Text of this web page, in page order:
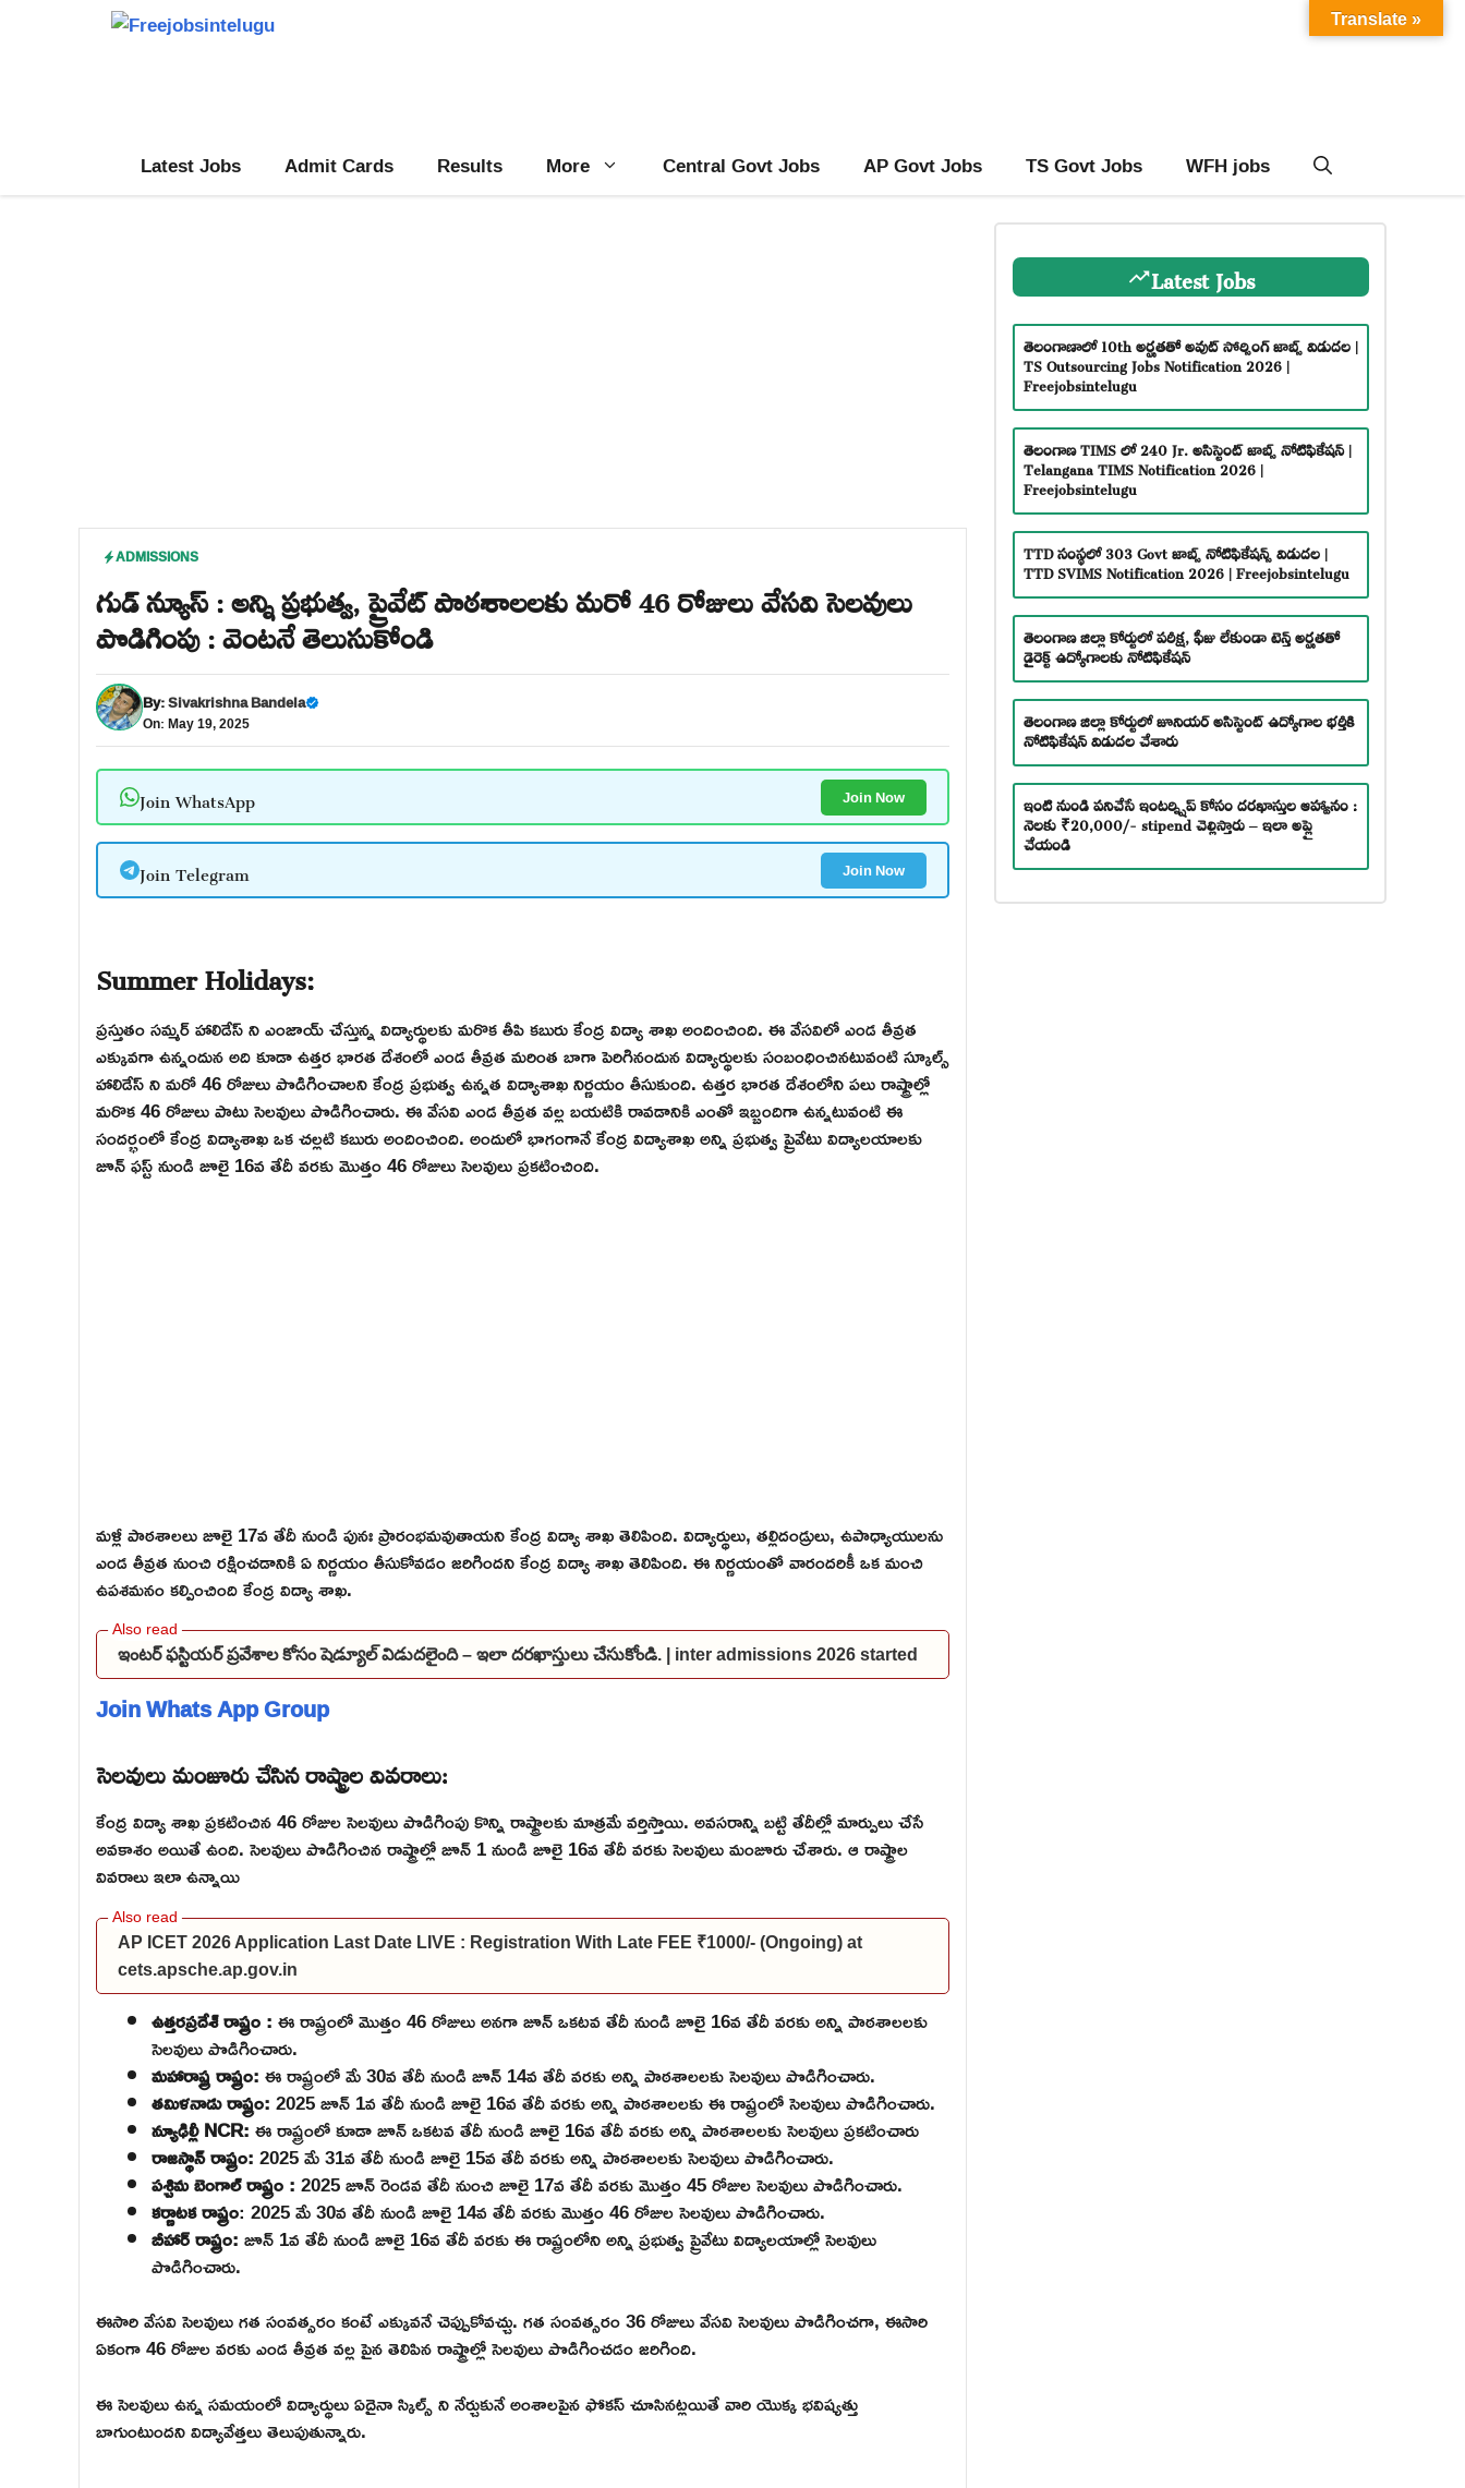
Latest Jobs Admit Cards Results More Central Govt Jobs AP Govt Jobs TS Govt Jobs WFH jobs
ADMISSIONS
గుడ్ న్యూస్ : అన్ని ప్రభుత్వ, ప్రైవేట్ పాఠశాలలకు మరో 46 రోజులు వేసవి సెలవులు
పొడిగింపు : వెంటనే తెలుసుకోండి
By:Sivakrishna Bandela
On: May 19, 2025
Join WhatsApp Join Now
Join Telegram Join Now
Summer Holidays:
ప్రస్తుతం సమ్మర్ హాలిడేస్ ని ఎంజాయ్ చేస్తున్న విద్యార్థులకు మరొక తీపి కబురు కేంద్ర విద్యా శాఖ అందించింది. ఈ వేసవిలో ఎండ తీవ్రత
ఎక్కువగా ఉన్నందున అది కూడా ఉత్తర భారత దేశంలో ఎండ తీవ్రత మరింత బాగా పెరిగినందున విద్యార్థులకు సంబంధించినటువంటి స్కూల్స్
హాలిడేస్ ని మరో 46 రోజులు పొడిగించాలని కేంద్ర ప్రభుత్వ ఉన్నత విద్యాశాఖ నిర్ణయం తీసుకుంది. ఉత్తర భారత దేశంలోని పలు రాష్ట్రాల్లో
మరొక 46 రోజులు పాటు సెలవులు పొడిగించారు. ఈ వేసవి ఎండ తీవ్రత వల్ల బయటికి రావడానికి ఎంతో ఇబ్బందిగా ఉన్నటువంటి ఈ
సందర్భంలో కేంద్ర విద్యాశాఖ ఒక చల్లటి కబురు అందించింది. అందులో భాగంగానే కేంద్ర విద్యాశాఖ అన్ని ప్రభుత్వ ప్రైవేటు విద్యాలయాలకు
జూన్ ఫస్ట్ నుండి జూలై 16వ తేదీ వరకు మొత్తం 46 రోజులు సెలవులు ప్రకటించింది.
మళ్లీ పాఠశాలలు జూలై 17వ తేదీ నుండి పునః ప్రారంభమవుతాయని కేంద్ర విద్యా శాఖ తెలిపింది. విద్యార్థులు, తల్లిదండ్రులు, ఉపాధ్యాయులను
ఎండ తీవ్రత నుంచి రక్షించడానికి ఏ నిర్ణయం తీసుకోవడం జరిగిందని కేంద్ర విద్యా శాఖ తెలిపింది. ఈ నిర్ణయంతో వారందరికీ ఒక మంచి
ఉపశమనం కల్పించింది కేంద్ర విద్యా శాఖ.
ఇంటర్ ఫస్టియర్ ప్రవేశాల కోసం షెడ్యూల్ విడుదలైంది – ఇలా దరఖాస్తులు చేసుకోండి. | inter admissions 2026 started
Join Whats App Group
సెలవులు మంజూరు చేసిన రాష్ట్రాల వివరాలు:
కేంద్ర విద్యా శాఖ ప్రకటించిన 46 రోజుల సెలవులు పొడిగింపు కొన్ని రాష్ట్రాలకు మాత్రమే వర్తిస్తాయి. అవసరాన్ని బట్టి తేదీల్లో మార్పులు చేసే
అవకాశం అయితే ఉంది. సెలవులు పొడిగించిన రాష్ట్రాల్లో జూన్ 1 నుండి జూలై 16వ తేదీ వరకు సెలవులు మంజూరు చేశారు. ఆ రాష్ట్రాల
వివరాలు ఇలా ఉన్నాయి
AP ICET 2026 Application Last Date LIVE : Registration With Late FEE ₹1000/- (Ongoing) at
cets.apsche.ap.gov.in
ఉత్తరప్రదేశ్ రాష్ట్రం :ఈ రాష్ట్రంలో మొత్తం 46 రోజులు అనగా జూన్ ఒకటవ తేదీ నుండి జూలై 16వ తేదీ వరకు అన్ని పాఠశాలలకు
సెలవులు పొడిగించారు.
మహారాష్ట్ర రాష్ట్రం:ఈ రాష్ట్రంలో మే 30వ తేదీ నుండి జూన్ 14వ తేదీ వరకు అన్ని పాఠశాలలకు సెలవులు పొడిగించారు.
తమిళనాడు రాష్ట్రం:2025 జూన్ 1వ తేదీ నుండి జూలై 16వ తేదీ వరకు అన్ని పాఠశాలలకు ఈ రాష్ట్రంలో సెలవులు పొడిగించారు.
న్యూఢిల్లీ NCR:ఈ రాష్ట్రంలో కూడా జూన్ ఒకటవ తేదీ నుండి జూలై 16వ తేదీ వరకు అన్ని పాఠశాలలకు సెలవులు ప్రకటించారు
రాజస్థాన్ రాష్ట్రం:2025 మే 31వ తేదీ నుండి జూలై 15వ తేదీ వరకు అన్ని పాఠశాలలకు సెలవులు పొడిగించారు.
పశ్చిమ బెంగాల్ రాష్ట్రం :2025 జూన్ రెండవ తేదీ నుంచి జూలై 17వ తేదీ వరకు మొత్తం 45 రోజుల సెలవులు పొడిగించారు.
కర్ణాటక రాష్ట్రం: 2025 మే 30వ తేదీ నుండి జూలై 14వ తేదీ వరకు మొత్తం 46 రోజుల సెలవులు పొడిగించారు.
బీహార్ రాష్ట్రం:జూన్ 1వ తేదీ నుండి జూలై 16వ తేదీ వరకు ఈ రాష్ట్రంలోని అన్ని ప్రభుత్వ ప్రైవేటు విద్యాలయాల్లో సెలవులు
పొడిగించారు.
ఈసారి వేసవి సెలవులు గత సంవత్సరం కంటే ఎక్కువనే చెప్పుకోవచ్చు. గత సంవత్సరం 36 రోజులు వేసవి సెలవులు పొడిగించగా, ఈసారి
ఏకంగా 46 రోజుల వరకు ఎండ తీవ్రత వల్ల పైన తెలిపిన రాష్ట్రాల్లో సెలవులు పొడిగించడం జరిగింది.
ఈ సెలవులు ఉన్న సమయంలో విద్యార్థులు ఏదైనా స్కిల్స్ ని నేర్చుకునే అంశాలపైన ఫోకస్ చూసినట్లయితే వారి యొక్క భవిష్యత్తు
బాగుంటుందని విద్యావేత్తలు తెలుపుతున్నారు.
Latest Jobs
తెలంగాణాలో 10th అర్హతతో అవుట్ సోర్సింగ్ జాబ్స్ విడుదల |
TS Outsourcing Jobs Notification 2026 |
Freejobsintelugu
తెలంగాణ TIMS లో 240 Jr. అసిస్టెంట్ జాబ్స్ నోటిఫికేషన్ |
Telangana TIMS Notification 2026 |
Freejobsintelugu
TTD సంస్థలో 303 Govt జాబ్స్ నోటిఫికేషన్స్ విడుదల |
TTD SVIMS Notification 2026 | Freejobsintelugu
తెలంగాణ జిల్లా కోర్టులో పరీక్ష, ఫీజు లేకుండా టెన్త్ అర్హతతో
డైరెక్ట్ ఉద్యోగాలకు నోటిఫికేషన్
తెలంగాణ జిల్లా కోర్టులో జూనియర్ అసిస్టెంట్ ఉద్యోగాల భర్తీకి
నోటిఫికేషన్ విడుదల చేశారు
ఇంటి నుండి పనిచేసే ఇంటర్న్షిప్ కోసం దరఖాస్తుల ఆహ్వానం :
నెలకు ₹20,000/- stipend చెల్లిస్తారు – ఇలా అప్లై
చేయండి
Translate »